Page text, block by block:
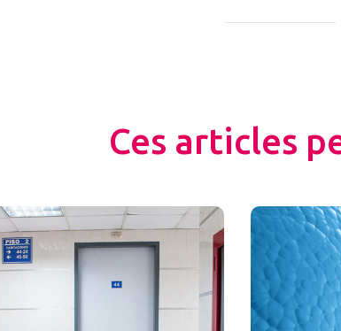
Ces articles